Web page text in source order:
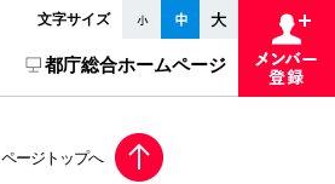
文字サイズ
都庁総合ホームページ